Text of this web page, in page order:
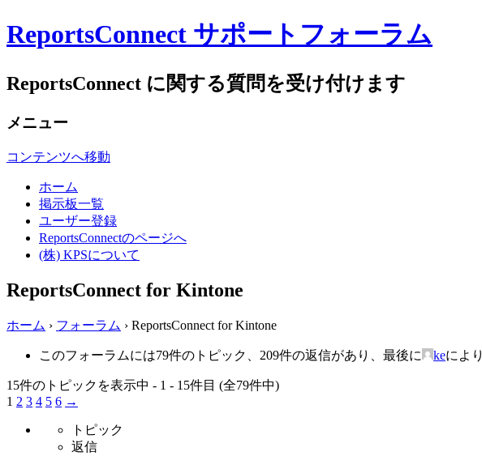
ReportsConnect サポートフォーラム
ReportsConnect に関する質問を受け付けます
メニュー
コンテンツへ移動
ホーム
掲示板一覧
ユーザー登録
ReportsConnectのページへ
(株) KPSについて
ReportsConnect for Kintone
ホーム › フォーラム › ReportsConnect for Kintone
このフォーラムには79件のトピック、209件の返信があり、最後に keにより
15件のトピックを表示中 - 1 - 15件目 (全79件中)
1 2 3 4 5 6 →
トピック
返信